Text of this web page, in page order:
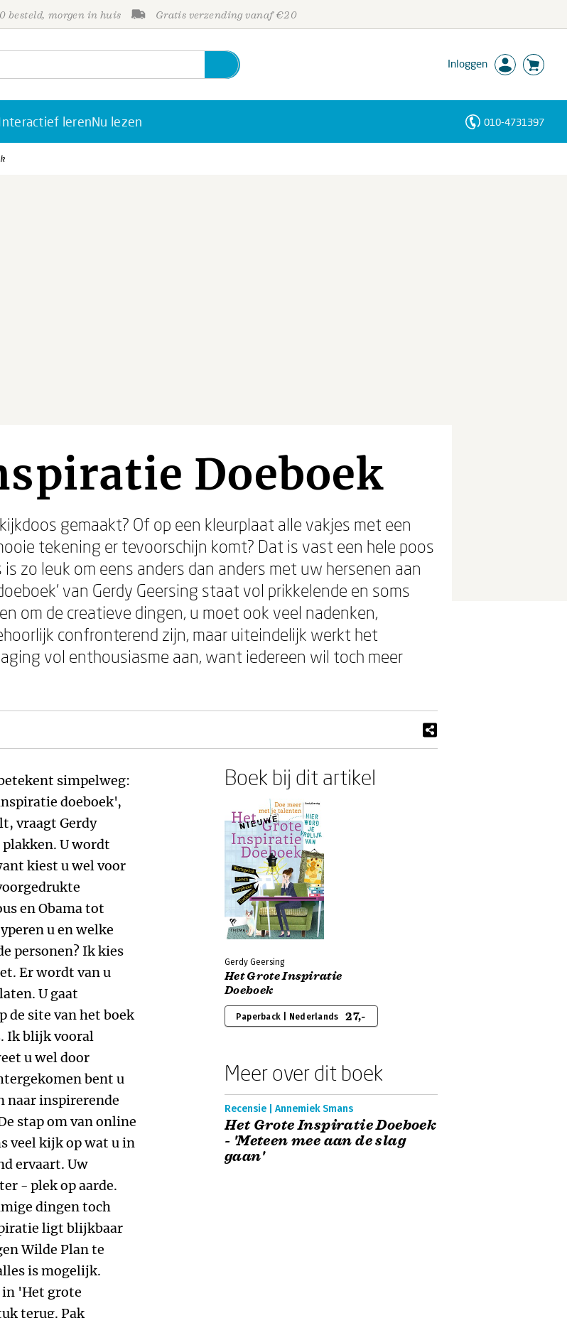
besteld, morgen in huis Gratis verzending vanaf €20
Inloggen
lerenNu lezen 010-4731397
Doeboek
gemaakt? Of op een kleurplaat alle vakjes met een
tekening er tevoorschijn komt? Dat is vast een hele poos
zo leuk om eens anders dan anders met uw hersenen aan
van Gerdy Geersing staat vol prikkelende en soms
om de creatieve dingen, u moet ook veel nadenken,
confronterend zijn, maar uiteindelijk werkt het
vol enthousiasme aan, want iedereen wil toch meer
simpelweg:
doeboek',
vraagt Gerdy
U wordt
kiest u wel voor
en Obama tot
u en welke
personen? Ik kies
Er wordt van u
U gaat
de site van het boek
Ik blijk vooral
u wel door
bent u
naar inspirerende
stap om van online
veel kijk op wat u in
ervaart. Uw
- plek op aarde.
dingen toch
ligt blijkbaar
Wilde Plan te
is mogelijk.
in 'Het grote
terug. Pak
Boek bij dit artikel
Gerdy Geersing
Het Grote Inspiratie
Doeboek
Paperback | Nederlands 27,-
Meer over dit boek
Recensie | Annemiek Smans
Het Grote Inspiratie Doeboek
- 'Meteen mee aan de slag
gaan'
Personen